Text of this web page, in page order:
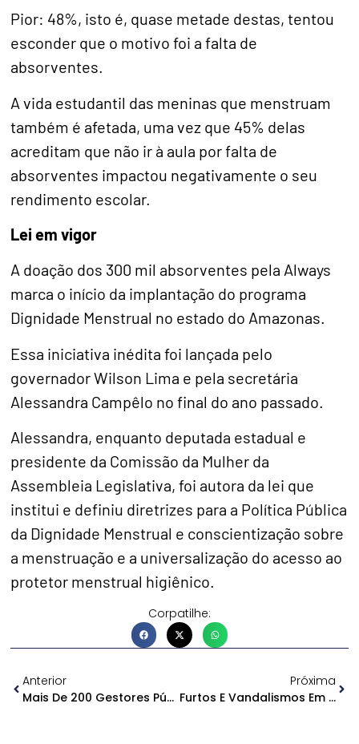
Pior: 48%, isto é, quase metade destas, tentou
esconder que o motivo foi a falta de
absorventes.
A vida estudantil das meninas que menstruam
também é afetada, uma vez que 45% delas
acreditam que não ir à aula por falta de
absorventes impactou negativamente o seu
rendimento escolar.
Lei em vigor
A doação dos 300 mil absorventes pela Always
marca o início da implantação do programa
Dignidade Menstrual no estado do Amazonas.
Essa iniciativa inédita foi lançada pelo
governador Wilson Lima e pela secretária
Alessandra Campêlo no final do ano passado.
Alessandra, enquanto deputada estadual e
presidente da Comissão da Mulher da
Assembleia Legislativa, foi autora da lei que
institui e definiu diretrizes para a Política Pública
da Dignidade Menstrual e conscientização sobre
a menstruação e a universalização do acesso ao
protetor menstrual higiênico.
Corpatilhe:
Anterior
Mais De 200 Gestores Públicos Do AM Ainda Não Prestaram Contas Ao TCE
Próxima
Furtos E Vandalismos Em Semáforos Causam Prejuízos E Prejudicam O Trânsito Na Cidade